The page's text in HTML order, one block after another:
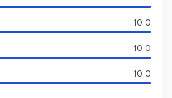
10.0
10.0
10.0